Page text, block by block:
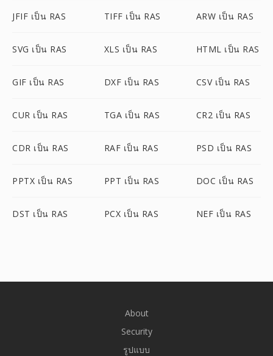
JFIF เป็น RAS TIFF เป็น RAS ARW เป็น RAS
SVG เป็น RAS XLS เป็น RAS HTML เป็น RAS
GIF เป็น RAS DXF เป็น RAS CSV เป็น RAS
CUR เป็น RAS TGA เป็น RAS CR2 เป็น RAS
CDR เป็น RAS RAF เป็น RAS PSD เป็น RAS
PPTX เป็น RAS PPT เป็น RAS DOC เป็น RAS
DST เป็น RAS PCX เป็น RAS NEF เป็น RAS
About
Security
รูปแบบ